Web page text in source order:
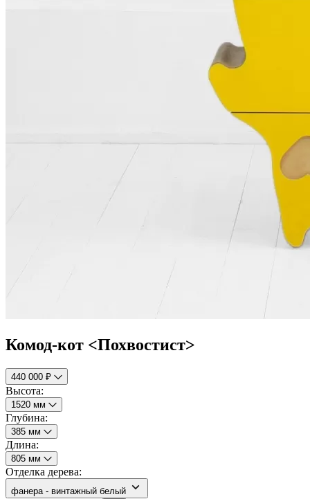
Комод-кот <Похвостист>
440 000 ₽
Высота:
1520 мм
Глубина:
385 мм
Длина:
805 мм
Отделка дерева:
фанера - винтажный белый